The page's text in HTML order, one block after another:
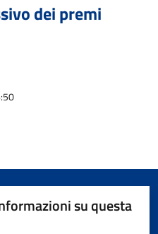
dei premi
su questa